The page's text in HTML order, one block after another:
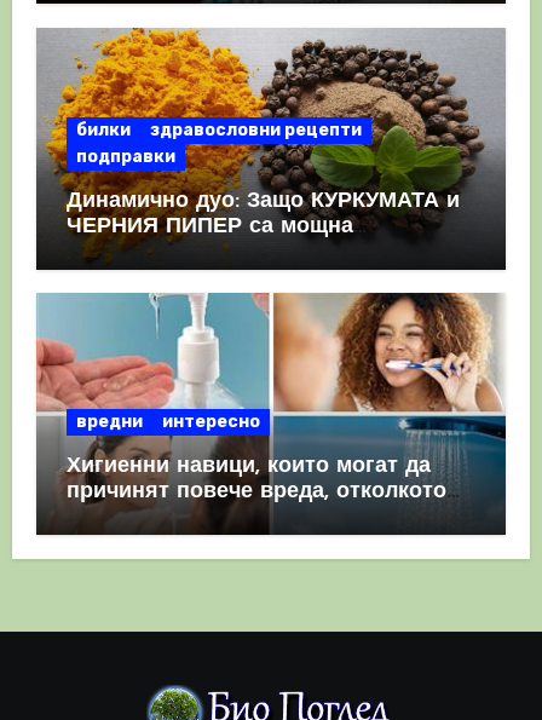
билки
здравословни рецепти
подправки
Динамично дуо: Защо КУРКУМАТА и
ЧЕРНИЯ ПИПЕР са мощна
комбинация
вредни интересно
Хигиенни навици, които могат да
причинят повече вреда, отколкото
полза